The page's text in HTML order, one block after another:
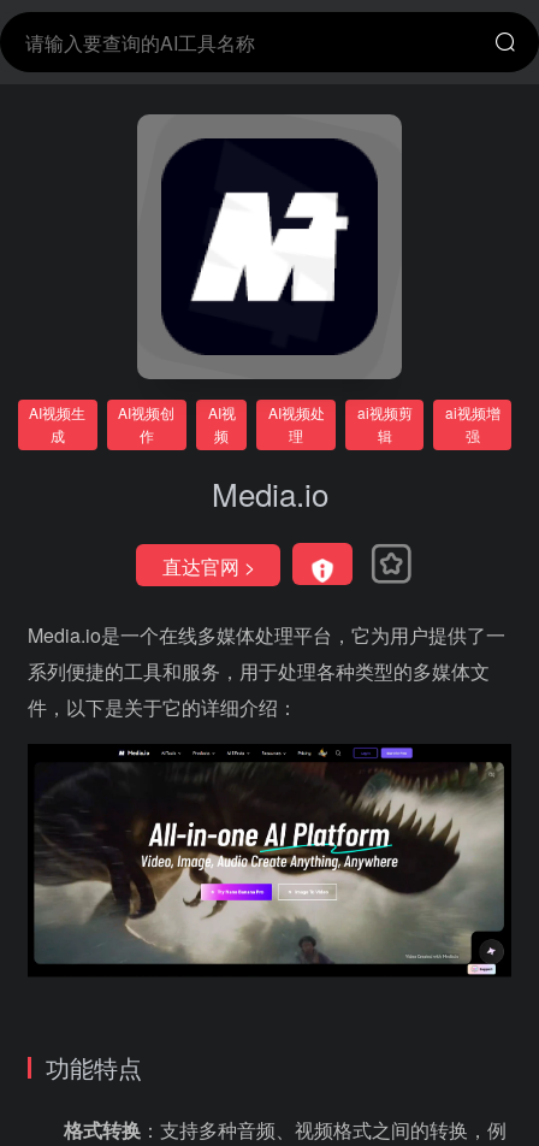
AI视频生
成
AI视频创
作
AI视
频
AI视频处
理
ai视频剪
辑
ai视频增
强
Media.io
直达官网 >
Media.io是一个在线多媒体处理平台，它为用户提供了一
系列便捷的工具和服务，用于处理各种类型的多媒体文
件，以下是关于它的详细介绍：
功能特点
格式转换 ：支持多种音频、视频格式之间的转换，例